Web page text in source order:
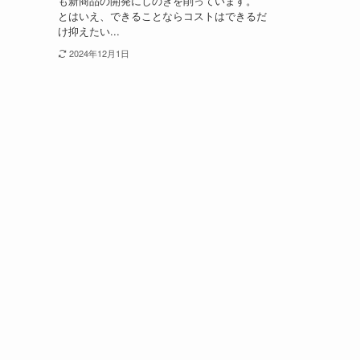
とはいえ、できることならコストはできるだ
け抑えたい...
2024年12月1日